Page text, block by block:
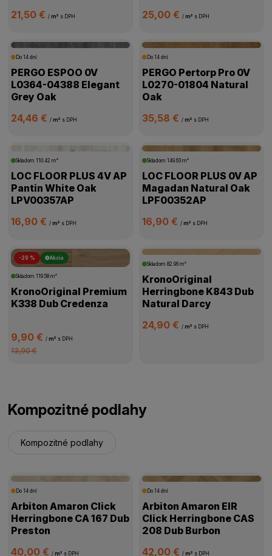
21,50 €/ m² s DPH 25,00 € / m² s DPH
Do 14 dní
PERGO ESPOO 0V
L0364-04388 Elegant
Grey Oak
24,46 €/ m² s DPH
Do 14 dní
PERGO Pertorp Pro 0V
L0270-01804 Natural
Oak
35,58 € / m² s DPH
Skladom110.42 m²
LOC FLOOR PLUS 4V AP
Pantin White Oak
LPV00357AP
16,90 €/ m² s DPH
Skladom 149.63 m²
LOC FLOOR PLUS 0V AP
Magadan Natural Oak
LPF00352AP
16,90 € / m² s DPH
-29 % Akcia
Skladom119.58 m²
KronoOriginal Premium
K338 Dub Credenza
9,90 €/ m² s DPH
13,90 €
Skladom 82.96 m²
KronoOriginal
Herringbone K843 Dub
Natural Darcy
24,90 € / m² s DPH
Kompozitné podlahy
Kompozitné podlahy
Do 14 dní
Arbiton Amaron Click
Herringbone CA 167 Dub
Preston
40,00 €/ m² s DPH
Do 14 dní
Arbiton Amaron EIR
Click Herringbone CAS
208 Dub Burbon
42,00 € / m² s DPH